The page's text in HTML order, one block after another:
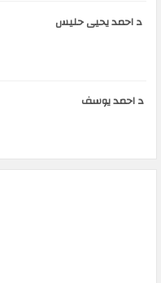
د احمد يحيى حليس
د احمد يوسف